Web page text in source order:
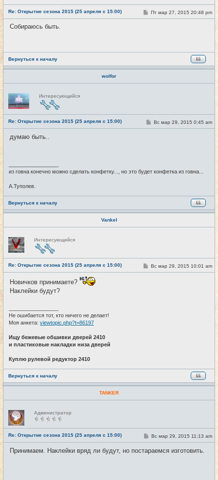
е
т
и
Re: Открытие сезона 2015 (25 апреля с 15:00) #18
С
о
и
Пт мар 27, 2015 20:48 pm
Собираюсь быть.
Вернуться к началу
wolfor
Н
е
в
с
е
т
и
Интересующийся
Re: Открытие сезона 2015 (25 апреля с 15:00) #19
С
о
Вс мар 29, 2015 0:45 am
думаю быть..
из говна конечно можно сделать конфетку..., но это будет конфетка из говна...
А.Туполев.
Вернуться к началу
Vankel
Н
е
в
с
е
т
и
Интересующийся
Re: Открытие сезона 2015 (25 апреля с 15:00) #20
С
о
Вс мар 29, 2015 10:01 am
Новичков принимаете?
Наклейки будут?
Не ошибается тот, кто ничего не делает!
Моя анкета: viewtopic.php?t=86197
Ищу бежевые обшивки дверей 2410
и пластиковые накладки низа дверей
Куплю рулевой редуктор 2410
Вернуться к началу
TANKER
Н
е
в
с
е
т
и
Администратор
Re: Открытие сезона 2015 (25 апреля с 15:00) #21
С
о
б
Вс мар 29, 2015 11:13 am
Принимаем. Наклейки вряд ли будут, но постараемся изготовить.